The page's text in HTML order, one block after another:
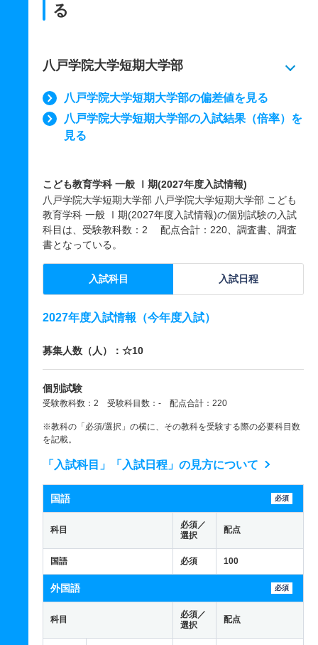
る
八戸学院大学短期大学部
八戸学院大学短期大学部の偏差値を見る
八戸学院大学短期大学部の入試結果（倍率）を
見る
こども教育学科 一般 Ⅰ期(2027年度入試情報)
八戸学院大学短期大学部 八戸学院大学短期大学部 こども
教育学科 一般 Ⅰ期(2027年度入試情報)の個別試験の入試
科目は、受験教科数：2 配点合計：220、調査書、調査
書となっている。
入試科目 入試日程
2027年度入試情報（今年度入試）
募集人数（人）：☆10
個別試験
受験教科数：2 受験科目数：- 配点合計：220
※教科の「必須/選択」の横に、その教科を受験する際の必要科目数
を記載。
「入試科目」「入試日程」の見方について
国語 必須
科目
必須／
選択
配点
国語 必須 100
外国語 必須
科目
必須／
選択
配点